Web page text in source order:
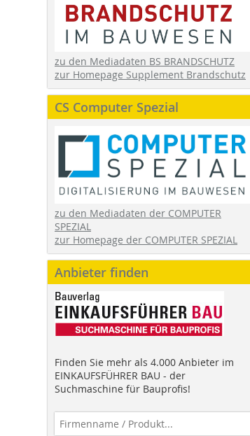
zu den Mediadaten BS BRANDSCHUTZ
zur Homepage Supplement Brandschutz
CS Computer Spezial
zu den Mediadaten der COMPUTER
SPEZIAL
zur Homepage der COMPUTER SPEZIAL
Anbieter finden
Finden Sie mehr als 4.000 Anbieter im
EINKAUFSFÜHRER BAU - der
Suchmaschine für Bauprofis!